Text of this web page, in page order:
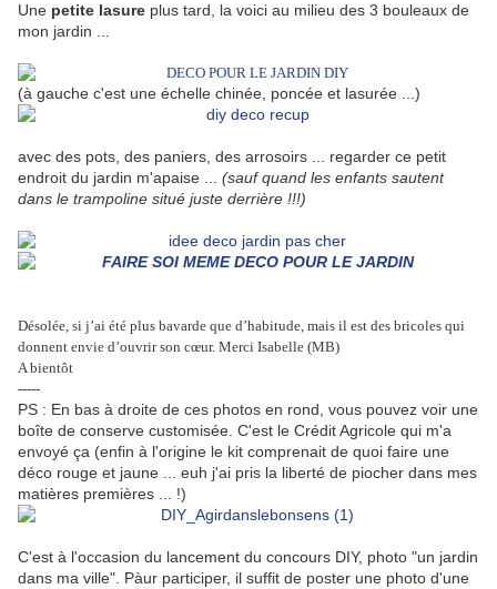
Une petite lasure plus tard, la voici au milieu des 3 bouleaux de
mon jardin ...
(à gauche c'est une échelle chinée, poncée et lasurée ...)
avec des pots, des paniers, des arrosoirs ... regarder ce petit
endroit du jardin m'apaise ... (sauf quand les enfants sautent
dans le trampoline situé juste derrière !!!)
Désolée, si j’ai été plus bavarde que d’habitude, mais il est des bricoles qui
donnent envie d’ouvrir son cœur. Merci Isabelle (MB)
A bientôt
-----
PS : En bas à droite de ces photos en rond, vous pouvez voir une
boîte de conserve customisée. C'est le Crédit Agricole qui m'a
envoyé ça (enfin à l'origine le kit comprenait de quoi faire une
déco rouge et jaune ... euh j'ai pris la liberté de piocher dans mes
matières premières ... !)
C'est à l'occasion du lancement du concours DIY, photo "un jardin
dans ma ville". Pàur participer, il suffit de poster une photo d'une